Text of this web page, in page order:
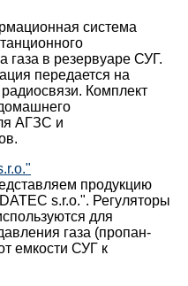
система
газа в резервуаре СУГ.
передается на
Комплект
АГЗС и
продукцию
s.r.o.". Регуляторы
для
газа (пропан-
емкости СУГ к